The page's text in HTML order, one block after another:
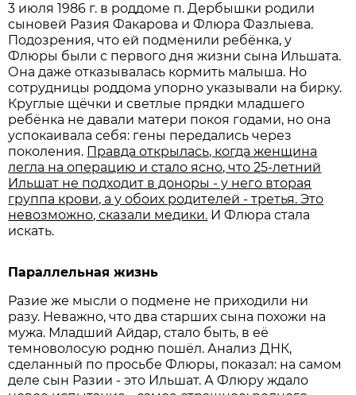
3 июля 1986 г. в роддоме п. Дербышки родили
сыновей Разия Факарова и Флюра Фазлыева.
Подозрения, что ей подменили ребёнка, у
Флюры были с первого дня жизни сына Ильшата.
Она даже отказывалась кормить малыша. Но
сотрудницы роддома упорно указывали на бирку.
Круглые щёчки и светлые прядки младшего
ребёнка не давали матери покоя годами, но она
успокаивала себя: гены передались через
поколения. Правда открылась, когда женщина
легла на операцию и стало ясно, что 25-летний
Ильшат не подходит в доноры - у него вторая
группа крови, а у обоих родителей - третья. Это
невозможно, сказали медики. И Флюра стала
искать.
Параллельная жизнь
Разие же мысли о подмене не приходили ни
разу. Неважно, что два старших сына похожи на
мужа. Младший Айдар, стало быть, в её
темноволосую родню пошёл. Анализ ДНК,
сделанный по просьбе Флюры, показал: на самом
деле сын Разии - это Ильшат. А Флюру ждало